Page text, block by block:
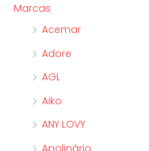
Marcas
Acemar
Adore
AGL
Aiko
ANY LOVY
Apolinário